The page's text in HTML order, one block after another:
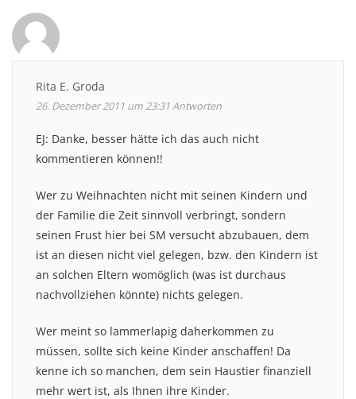
Rita E. Groda
26. Dezember 2011 um 23:31Antworten
EJ: Danke, besser hätte ich das auch nicht
kommentieren können!!
Wer zu Weihnachten nicht mit seinen Kindern und
der Familie die Zeit sinnvoll verbringt, sondern
seinen Frust hier bei SM versucht abzubauen, dem
ist an diesen nicht viel gelegen, bzw. den Kindern ist
an solchen Eltern womöglich (was ist durchaus
nachvollziehen könnte) nichts gelegen.
Wer meint so lammerlapig daherkommen zu
müssen, sollte sich keine Kinder anschaffen! Da
kenne ich so manchen, dem sein Haustier finanziell
mehr wert ist, als Ihnen ihre Kinder.